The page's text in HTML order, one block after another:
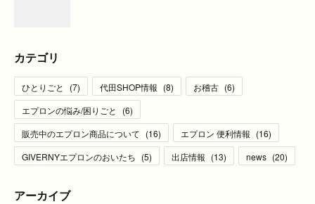
カテゴリ
ひとりごと (7) 代田SHOP情報 (8) お稽古 (6)
エプロンの悩み/困りごと
(6)
販売中のエプロン商品について (16) エプロン 便利情報 (16)
GIVERNYエプロンのおいたち (5) 出店情報 (13) news (20)
アーカイブ